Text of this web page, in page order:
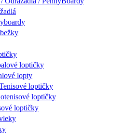
loptičky
lopty
loptičky
loptičky
loptičky